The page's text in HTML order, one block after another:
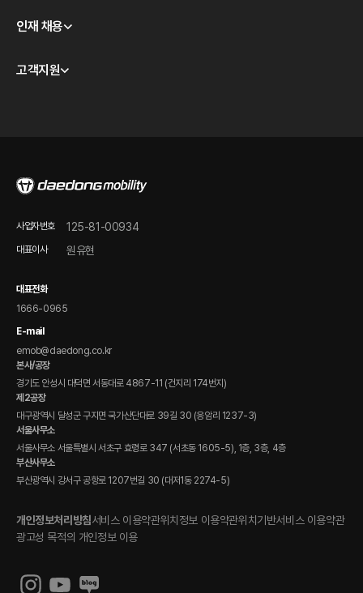
경영이념
모빌리티 테크놀로지
인재 채용
채용 안내
고객지원
FAQ
제품 자료 다운로드
개인정보처리방침서비스 이용약관위치정보 이용약관위치기반서비스 이용약관
광고성 목적의 개인정보 이용
사업자번호 125-81-00934
대표이사 원유현
대표전화
1666-0965
E-mail
emob@daedong.co.kr
본사/공장
경기도 안성시 대덕면 서동대로 4867-11 (건지리 174번지)
제2공장
대구광역시 달성군 구지면 국가산단대로 39길 30 (응암리 1237-3)
서울사무소
서울사무소 서울특별시 서초구 효령로 347 (서초동 1605-5), 1층, 3층, 4층
부산사무소
부산광역시 강서구 공항로 1207번길 30 (대저1동 2274-5)